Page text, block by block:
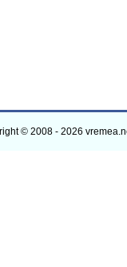
© 2008 - 2026